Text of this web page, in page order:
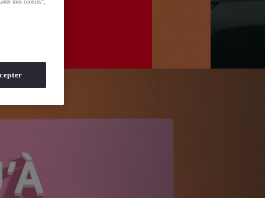
mes cookies",